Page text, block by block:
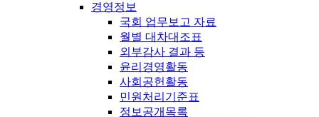
경영정보
국회 업무보고 자료
월별 대차대조표
외부감사 결과 등
윤리경영활동
사회공헌활동
민원처리기준표
정보공개목록